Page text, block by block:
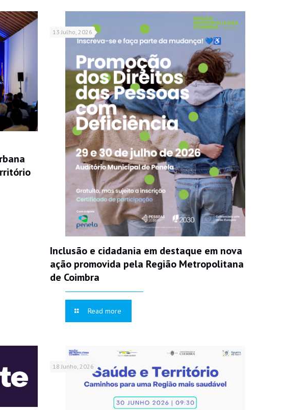
13 Julho, 2026
Inclusão e cidadania em destaque em nova
ação promovida pela Região Metropolitana
de Coimbra
Read more
18 Junho, 2026